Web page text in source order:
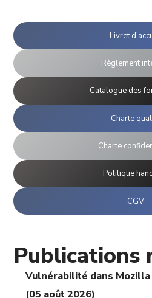
Livret
Règlement
Catalogue des
Charte
Charte
Politique
CGV
Publications
Vulnérabilité dans
(05 août 2026)